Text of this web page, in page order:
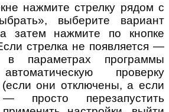
нажмите стрелку рядом с
выберите вариант
затем нажмите по кнопке
стрелка не появляется —
в параметрах программы
проверку
они отключены, а если
просто перезапустить